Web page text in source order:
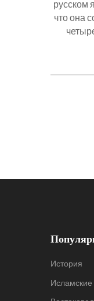
русском
что она
История
Исламские